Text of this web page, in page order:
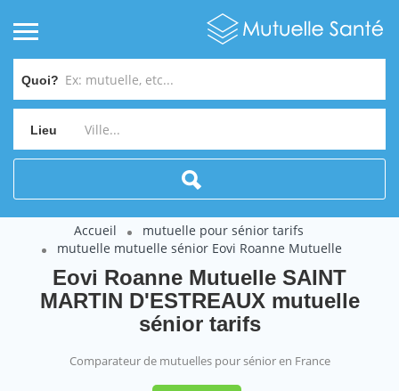
Quoi?
Lieu
Accueil
mutuelle pour sénior tarifs
mutuelle mutuelle sénior Eovi Roanne Mutuelle
Eovi Roanne Mutuelle SAINT
MARTIN D'ESTREAUX mutuelle
sénior tarifs
Comparateur de mutuelles pour sénior en France